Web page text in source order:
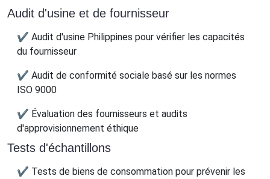
Audit d'usine et de fournisseur
✔ Audit d'usine Philippines pour vérifier les capacités
du fournisseur
✔ Audit de conformité sociale basé sur les normes
ISO 9000
✔ Évaluation des fournisseurs et audits
d'approvisionnement éthique
Tests d'échantillons
✔ Tests de biens de consommation pour prévenir les